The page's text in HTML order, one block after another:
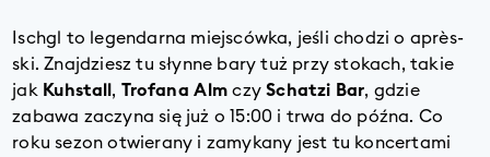
Ischgl to legendarna miejscówka, jeśli chodzi o après-
ski. Znajdziesz tu słynne bary tuż przy stokach, takie
jak Kuhstall , Trofana Alm czySchatzi Bar, gdzie
zabawa zaczyna się już o 15:00 i trwa do późna. Co
roku sezon otwierany i zamykany jest tu koncertami